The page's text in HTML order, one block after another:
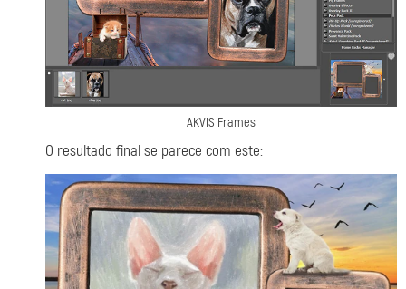
AKVIS Frames
O resultado final se parece com este: